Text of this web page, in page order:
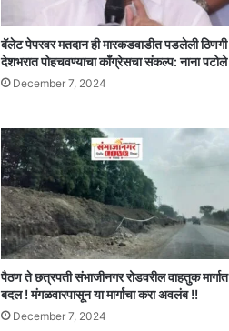
बॅलेट पेपरवर मतदान ही मारकडवाडीत पडलेली ठिणगी
देशभरात पोहचवण्याचा काँग्रेसचा संकल्प: नाना पटोले
December 7, 2024
पैठण ते छत्रपती संभाजीनगर रोडवरील वाहतुक मार्गात
बदल ! मंगळवारपासून या मार्गाचा करा अवलंब !!
December 7, 2024